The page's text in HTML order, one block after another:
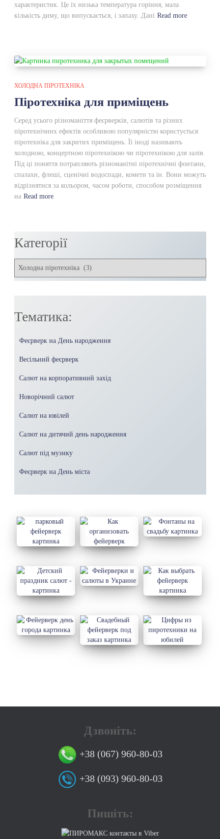
характеристик. Це їх низька температура горіння, мала
кількість диму, що випускається, і запаху. Дані Read more
ХОЛОДНА ПІРОТЕХНІКА
Піротехніка для приміщень
Серед усього різноманіття феєрверків, салютів та різних
піротехнічних ефектів особливою популярністю користується
піротехніка для закритих приміщень. Її іноді називають
холодною, концертною піротехнікою чи піротехнікою для залів.
Під ці поняття потрапляють різноманітні піротехнічні фонтани,
спалахи, флеші, сценічні водоспади, комети та ін. Вони можуть
відрізнятися за кольором, часом роботи, способом розміщення
на Read more
Категорії
Тематика:
Феєрверк на День народження
Весільний феєрверк
Салют на корпоративний захід
Новорічний салют
Салют на ювілей
Салют на дитячий день народження
Салют під музику
Феєрверк на День міста
Дзвоніть:
+38 (067) 960-80-03
+38 (093) 960-80-03
Пишіть: